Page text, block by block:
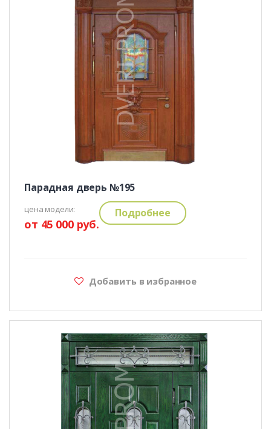
Парадная дверь №195
цена модели:
от 45 000 руб.
Подробнее
Добавить в избранное